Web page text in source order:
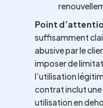
Point
suffisamment
abusive par le
imposer de
l’utilisation
contrat inclut
utilisation en